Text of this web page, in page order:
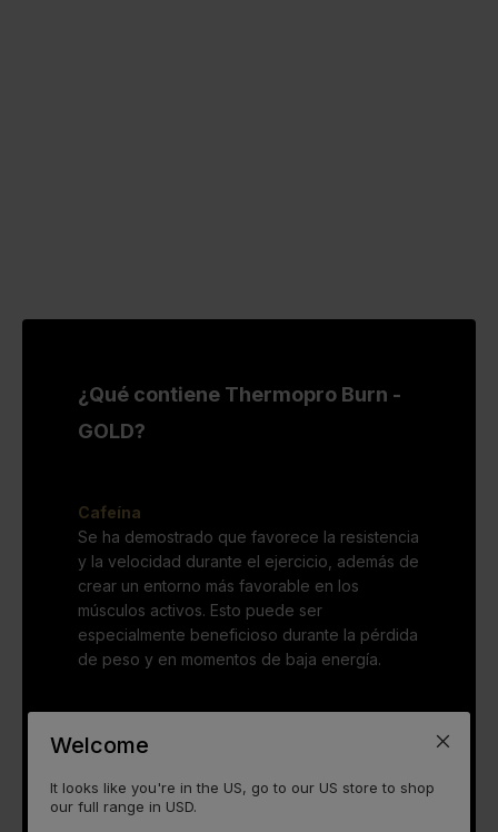
¿Qué contiene Thermopro Burn -
GOLD?
Cafeína
Se ha demostrado que favorece la resistencia
y la velocidad durante el ejercicio, además de
crear un entorno más favorable en los
músculos activos. Esto puede ser
especialmente beneficioso durante la pérdida
de peso y en momentos de baja energía.
Mejora la capacidad del cuerpo para
Welcome
It looks like you're in the US, go to our US store to shop
our full range in USD.